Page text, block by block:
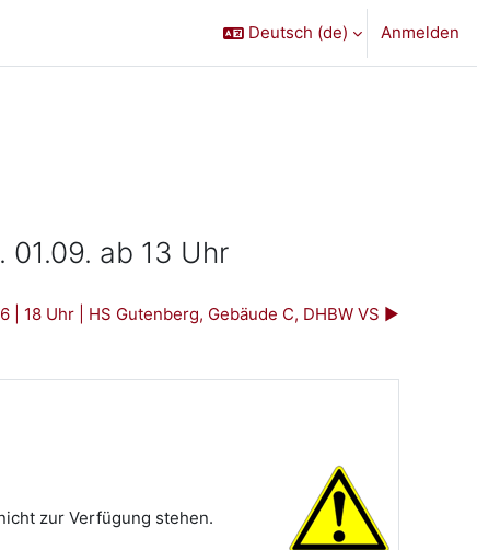
Deutsch ‎(de)‎ Anmelden
ab 13 Uhr
18 Uhr | HS Gutenberg, Gebäude C, DHBW VS ▶︎
zur Verfügung stehen.